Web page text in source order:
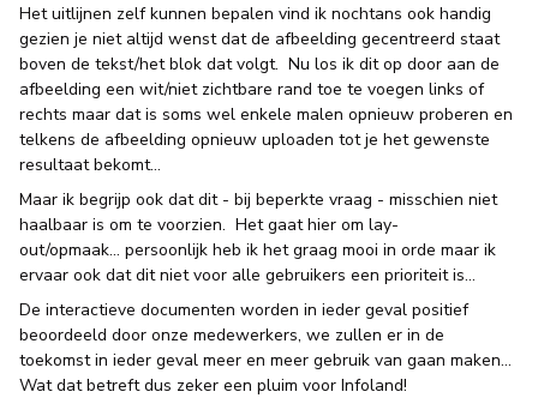
Het uitlijnen zelf kunnen bepalen vind ik nochtans ook handig
gezien je niet altijd wenst dat de afbeelding gecentreerd staat
boven de tekst/het blok dat volgt. Nu los ik dit op door aan de
afbeelding een wit/niet zichtbare rand toe te voegen links of
rechts maar dat is soms wel enkele malen opnieuw proberen en
telkens de afbeelding opnieuw uploaden tot je het gewenste
resultaat bekomt…
Maar ik begrijp ook dat dit - bij beperkte vraag - misschien niet
haalbaar is om te voorzien. Het gaat hier om lay-
out/opmaak… persoonlijk heb ik het graag mooi in orde maar ik
ervaar ook dat dit niet voor alle gebruikers een prioriteit is…
De interactieve documenten worden in ieder geval positief
beoordeeld door onze medewerkers, we zullen er in de
toekomst in ieder geval meer en meer gebruik van gaan maken…
Wat dat betreft dus zeker een pluim voor Infoland!